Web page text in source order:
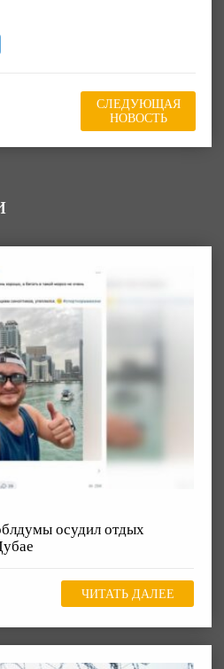
СЛЕДУЮЩАЯ
НОВОСТЬ
осудил отдых
ЧИТАТЬ ДАЛЕЕ